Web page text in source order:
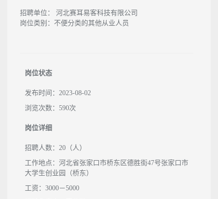
招聘单位：
河北赛耳易客科技有限公司
岗位类别： 不便分类的其他从业人员
岗位状态
发布时间：2023-08-02
浏览次数：590次
岗位详细
招聘人数：20（人）
工作地点：河北省张家口市桥东区德胜街47号张家口市
大学生创业园（桥东）
工资：3000－5000